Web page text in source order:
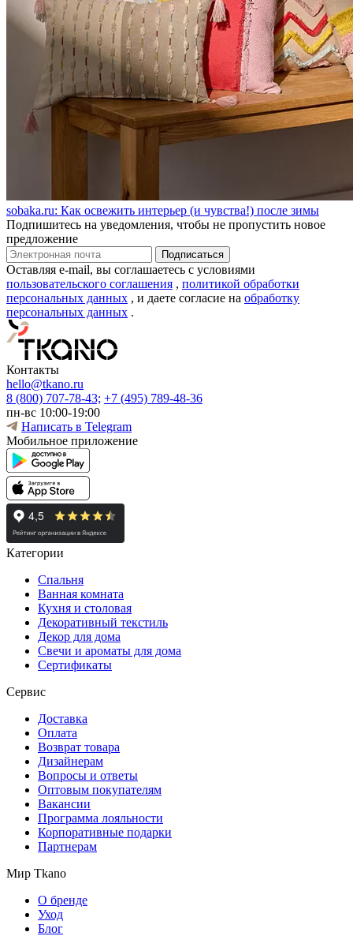
sobaka.ru: Как освежить интерьер (и чувства!) после зимы
Подпишитесь на уведомления, чтобы не пропустить новое
предложение
Оставляя e-mail, вы соглашаетесь с условиями
пользовательского соглашения , политикой обработки
персональных данных , и даете согласие на обработку
персональных данных .
Контакты
hello@tkano.ru
8 (800) 707-78-43; +7 (495) 789-48-36
пн-вс 10:00-19:00
Написать в Telegram
Мобильное приложение
Категории
Спальня
Ванная комната
Кухня и столовая
Декоративный текстиль
Декор для дома
Свечи и ароматы для дома
Сертификаты
Сервис
Доставка
Оплата
Возврат товара
Дизайнерам
Вопросы и ответы
Оптовым покупателям
Вакансии
Программа лояльности
Корпоративные подарки
Партнерам
Мир Tkano
О бренде
Уход
Блог